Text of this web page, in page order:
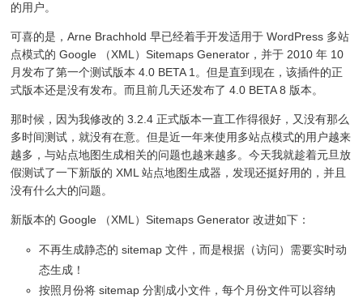
的用户。
可喜的是，Arne Brachhold 早已经着手开发适用于 WordPress 多站
点模式的 Google （XML）Sitemaps Generator，并于 2010 年 10
月发布了第一个测试版本 4.0 BETA 1。但是直到现在，该插件的正
式版本还是没有发布。而且前几天还发布了 4.0 BETA 8 版本。
那时候，因为我修改的 3.2.4 正式版本一直工作得很好，又没有那么
多时间测试，就没有在意。但是近一年来使用多站点模式的用户越来
越多，与站点地图生成相关的问题也越来越多。今天我就趁着元旦放
假测试了一下新版的 XML 站点地图生成器，发现还挺好用的，并且
没有什么大的问题。
新版本的 Google （XML）Sitemaps Generator 改进如下：
不再生成静态的 sitemap 文件，而是根据（访问）需要实时动
态生成！
按照月份将 sitemap 分割成小文件，每个月份文件可以容纳